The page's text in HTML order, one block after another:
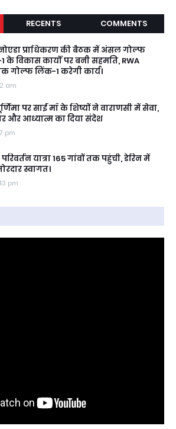
RECENTS COMMENTS
नोएडा प्राधिकरण की बैठक में अंसल गोल्फ
के विकास कार्यों पर बनी सहमति, RWA
गोल्फ लिंक-1 करेगी कार्य।
am
पर साईं माँ के शिष्यों ने वाराणसी में सेवा,
और आध्यात्म का दिया संदेश
pm
परिवर्तन यात्रा 165 गांवों तक पहुंची, डेरिन में
स्वागत।
pm